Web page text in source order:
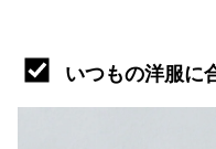
いつもの洋服に